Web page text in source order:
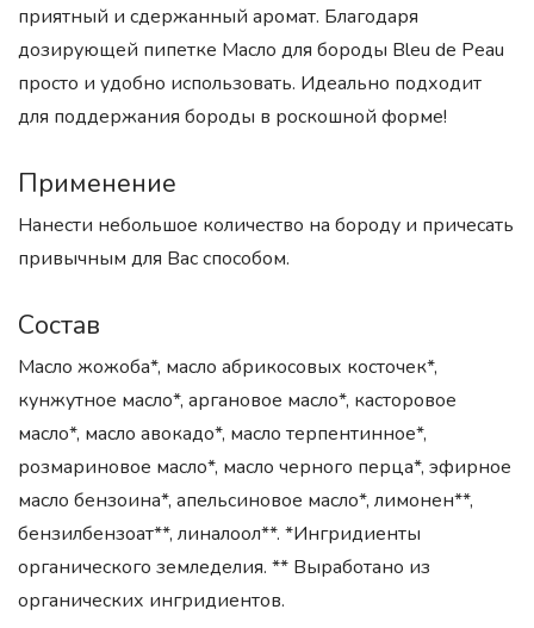
приятный и сдержанный аромат. Благодаря
дозирующей пипетке Масло для бороды Bleu de Peau
просто и удобно использовать. Идеально подходит
для поддержания бороды в роскошной форме!
Применение
Нанести небольшое количество на бороду и причесать
привычным для Вас способом.
Состав
Масло жожоба*, масло абрикосовых косточек*,
кунжутное масло*, аргановое масло*, касторовое
масло*, масло авокадо*, масло терпентинное*,
розмариновое масло*, масло черного перца*, эфирное
масло бензоина*, апельсиновое масло*, лимонен**,
бензилбензоат**, линалоол**. *Ингридиенты
органического земледелия. ** Выработано из
органических ингридиентов.